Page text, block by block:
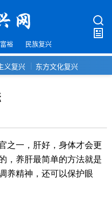
裕 民族复兴
义复兴 东方文化复兴
之一，肝好，身体才会更
，养肝最简单的方法就是
养精神，还可以保护眼